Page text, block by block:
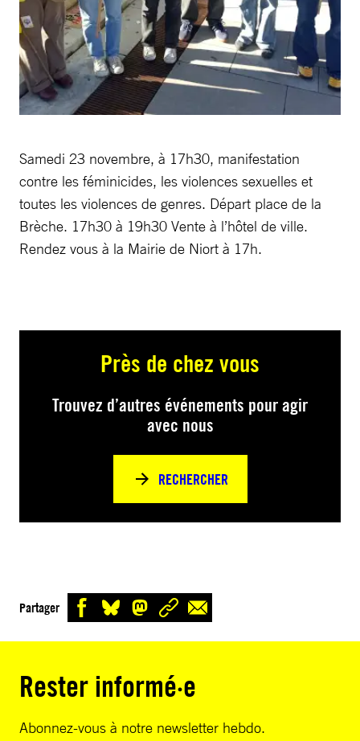
Samedi 23 novembre, à 17h30, manifestation
contre les féminicides, les violences sexuelles et
toutes les violences de genres. Départ place de la
Brèche. 17h30 à 19h30 Vente à l’hôtel de ville.
Rendez vous à la Mairie de Niort à 17h.
Près de chez vous
Trouvez d’autres événements pour agir
avec nous
RECHERCHER
Partager
Rester informé·e
Abonnez-vous à notre newsletter hebdo.